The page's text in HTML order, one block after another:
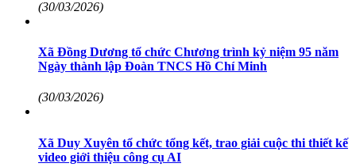
(30/03/2026)
Xã Đồng Dương tổ chức Chương trình kỷ niệm 95 năm
Ngày thành lập Đoàn TNCS Hồ Chí Minh
(30/03/2026)
Xã Duy Xuyên tổ chức tổng kết, trao giải cuộc thi thiết kế
video giới thiệu công cụ AI